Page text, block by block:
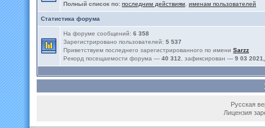
Полный список по: последним действиям именам пользователей
Статистика форума
На форуме сообщений: 6 358
Зарегистрировано пользователей: 5 537
Приветствуем последнего зарегистрированного по имени Sarzz
Рекорд посещаемости форума — 40 312 , зафиксирован — 9 03
Русская
Лицензия